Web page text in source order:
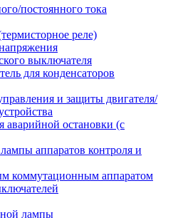
постоянного тока
реле)
выключателя
для конденсаторов
и защиты двигателя/
аварийной остановки (с
аппаратов контроля и
коммутационным аппаратом
лампы